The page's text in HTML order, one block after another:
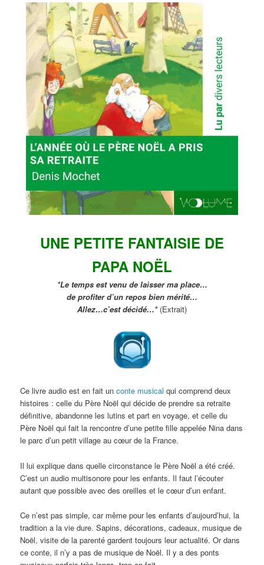
UNE PETITE FANTAISIE DE
PAPA NOËL
*Le temps est venu de laisser ma place…
de profiter d’un repos bien mérité…
Allez…c’est décidé…* (Extrait)
Ce livre audio est en fait unconte musical qui comprend deux
histoires : celle du Père Noël qui décide de prendre sa retraite
définitive, abandonne les lutins et part en voyage, et celle du
Père Noël qui fait la rencontre d’une petite fille appelée Nina dans
le parc d’un petit village au cœur de la France.
Il lui explique dans quelle circonstance le Père Noël a été créé.
C’est un audio multisonore pour les enfants. Il faut l’écouter
autant que possible avec des oreilles et le cœur d’un enfant.
Ce n’est pas simple, car même pour les enfants d’aujourd’hui, la
tradition a la vie dure. Sapins, décorations, cadeaux, musique de
Noël, visite de la parenté gardent toujours leur actualité. Or dans
ce conte, il n’y a pas de musique de Noël. Il y a des ponts